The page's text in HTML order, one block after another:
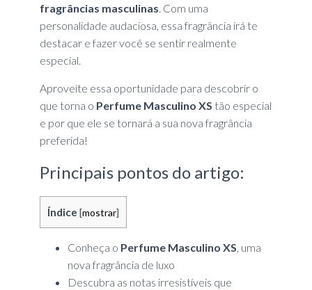
fragrâncias masculinas. Com uma
personalidade audaciosa, essa fragrância irá te
destacar e fazer você se sentir realmente
especial.
Aproveite essa oportunidade para descobrir o
que torna o Perfume Masculino XS tão especial
e por que ele se tornará a sua nova fragrância
preferida!
Principais pontos do artigo:
Índice [mostrar]
Conheça o Perfume Masculino XS, uma
nova fragrância de luxo
Descubra as notas irresistíveis que